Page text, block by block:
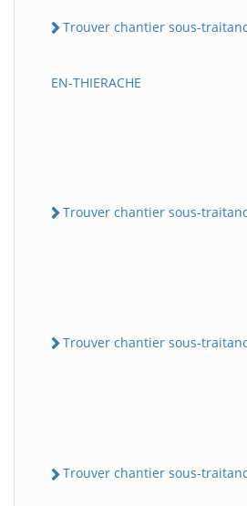
Trouver chantier sous-
EN-THIERACHE
Trouver chantier sous-
Trouver chantier sous-
Trouver chantier sous-